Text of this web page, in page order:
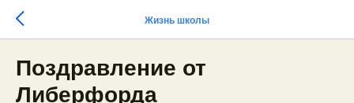
Жизнь школы
Поздравление от
Либерфорда